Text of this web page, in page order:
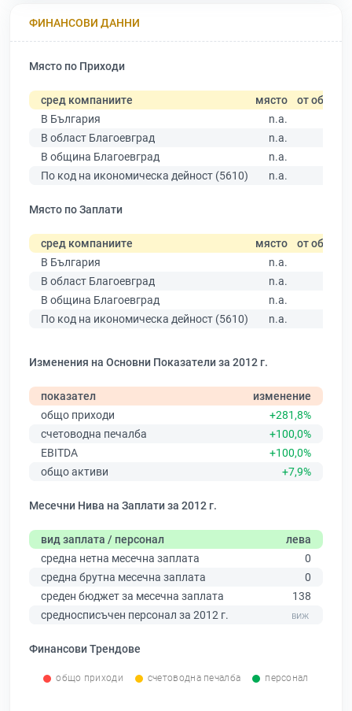
ФИНАНСОВИ ДАННИ
Място по Приходи
сред компаниите място от общо
В България
n.a.
В област Благоевград
n.a.
В община Благоевград
n.a.
По код на икономическа дейност (5610)
n.a.
Място по Заплати
сред компаниите място от общо
В България
n.a.
В област Благоевград
n.a.
В община Благоевград
n.a.
По код на икономическа дейност (5610)
n.a.
Изменения на Основни Показатели за 2012 г.
показател
изменение
общо приходи
+281,8%
счетоводна печалба
+100,0%
EBITDA
+100,0%
общо активи
+7,9%
Месечни Нива на Заплати за 2012 г.
вид заплата / персонал
лева
средна нетна месечна заплата
0
средна брутна месечна заплата
0
среден бюджет за месечна заплата
138
средносписъчен персонал за 2012 г.
Финансови Трендове
общо приходи счетоводна печалба персонал